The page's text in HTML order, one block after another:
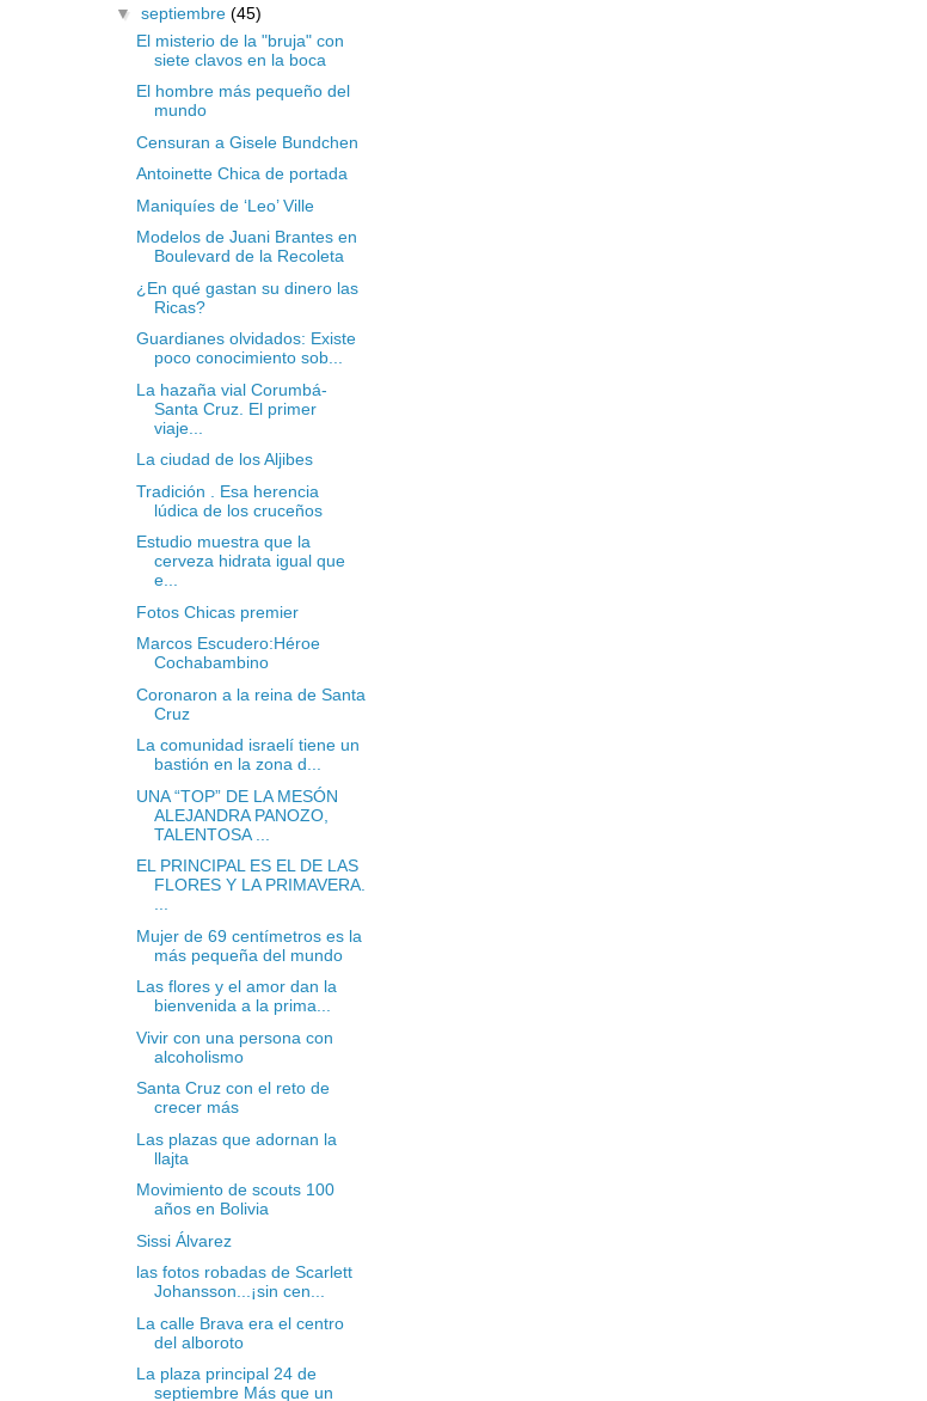
▼septiembre(45)
El misterio de la "bruja" con
siete clavos en la boca
El hombre más pequeño del
mundo
Censuran a Gisele Bundchen
Antoinette Chica de portada
Maniquíes de ‘Leo’ Ville
Modelos de Juani Brantes en
Boulevard de la Recoleta
¿En qué gastan su dinero las
Ricas?
Guardianes olvidados: Existe
poco conocimiento sob...
La hazaña vial Corumbá-
Santa Cruz. El primer
viaje...
La ciudad de los Aljibes
Tradición . Esa herencia
lúdica de los cruceños
Estudio muestra que la
cerveza hidrata igual que
e...
Fotos Chicas premier
Marcos Escudero:Héroe
Cochabambino
Coronaron a la reina de Santa
Cruz
La comunidad israelí tiene un
bastión en la zona d...
UNA “TOP” DE LA MESÓN
ALEJANDRA PANOZO,
TALENTOSA ...
EL PRINCIPAL ES EL DE LAS
FLORES Y LA PRIMAVERA.
Mujer de 69 centímetros es la
más pequeña del mundo
Las flores y el amor dan la
bienvenida a la prima...
Vivir con una persona con
alcoholismo
Santa Cruz con el reto de
crecer más
Las plazas que adornan la
llajta
Movimiento de scouts 100
años en Bolivia
Sissi Álvarez
las fotos robadas de Scarlett
Johansson...¡sin cen...
La calle Brava era el centro
del alboroto
La plaza principal 24 de
septiembre Más que un